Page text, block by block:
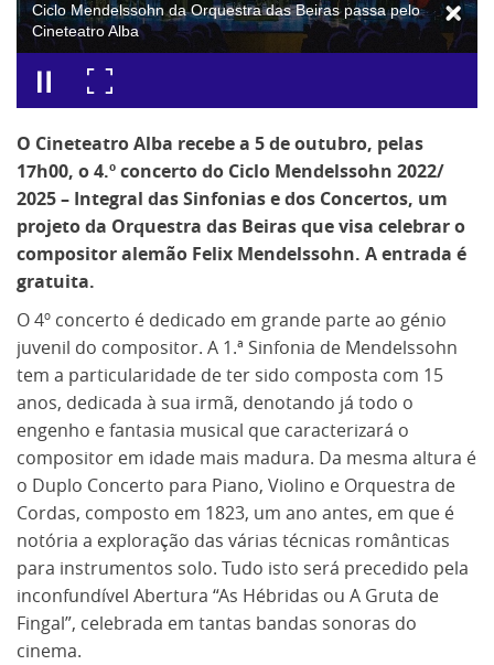
Ciclo Mendelssohn da Orquestra das Beiras passa pelo
Cineteatro Alba
O Cineteatro Alba recebe a 5 de outubro, pelas
17h00, o 4.º concerto do Ciclo Mendelssohn 2022/
2025 – Integral das Sinfonias e dos Concertos, um
projeto da Orquestra das Beiras que visa celebrar o
compositor alemão Felix Mendelssohn. A entrada é
gratuita.
O 4º concerto é dedicado em grande parte ao génio
juvenil do compositor. A 1.ª Sinfonia de Mendelssohn
tem a particularidade de ter sido composta com 15
anos, dedicada à sua irmã, denotando já todo o
engenho e fantasia musical que caracterizará o
compositor em idade mais madura. Da mesma altura é
o Duplo Concerto para Piano, Violino e Orquestra de
Cordas, composto em 1823, um ano antes, em que é
notória a exploração das várias técnicas românticas
para instrumentos solo. Tudo isto será precedido pela
inconfundível Abertura “As Hébridas ou A Gruta de
Fingal”, celebrada em tantas bandas sonoras do
cinema.